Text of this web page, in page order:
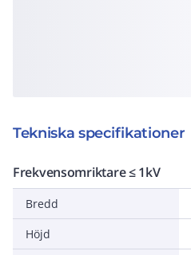
Tekniska specifikationer
Frekvensomriktare ≤ 1kV
Bredd
Höjd